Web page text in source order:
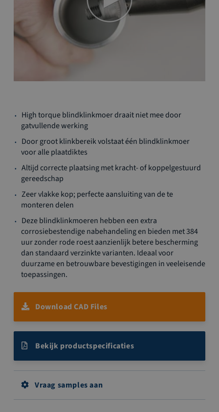
naar
het
begin
van
afbeeldingen-
gallerij
High torque blindklinkmoer draait niet mee door
gatvullende werking
Door groot klinkbereik volstaat één blindklinkmoer
voor alle plaatdiktes
Altijd correcte plaatsing met kracht- of koppelgestuurd
gereedschap
Zeer vlakke kop; perfecte aansluiting van de te
monteren delen
Deze blindklinkmoeren hebben een extra
corrosiebestendige nabehandeling en bieden met 384
uur zonder rode roest aanzienlijk betere bescherming
dan standaard verzinkte varianten. Ideaal voor
duurzame en betrouwbare bevestigingen in veeleisende
toepassingen.
Download CAD Files
Bekijk productspecificaties
Vraag samples aan